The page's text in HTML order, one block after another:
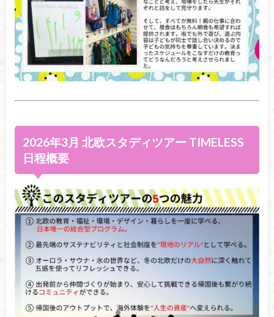
2026年3月 北欧スタディツアー TIMELESS
日程概要